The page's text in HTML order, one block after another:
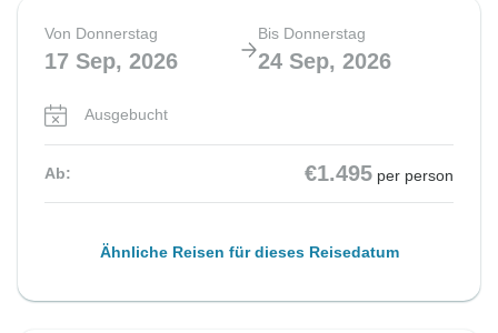
Von Donnerstag
17 Sep, 2026
Bis Donnerstag
24 Sep, 2026
Ausgebucht
Ab: €1.495 per person
Ähnliche Reisen für dieses Reisedatum